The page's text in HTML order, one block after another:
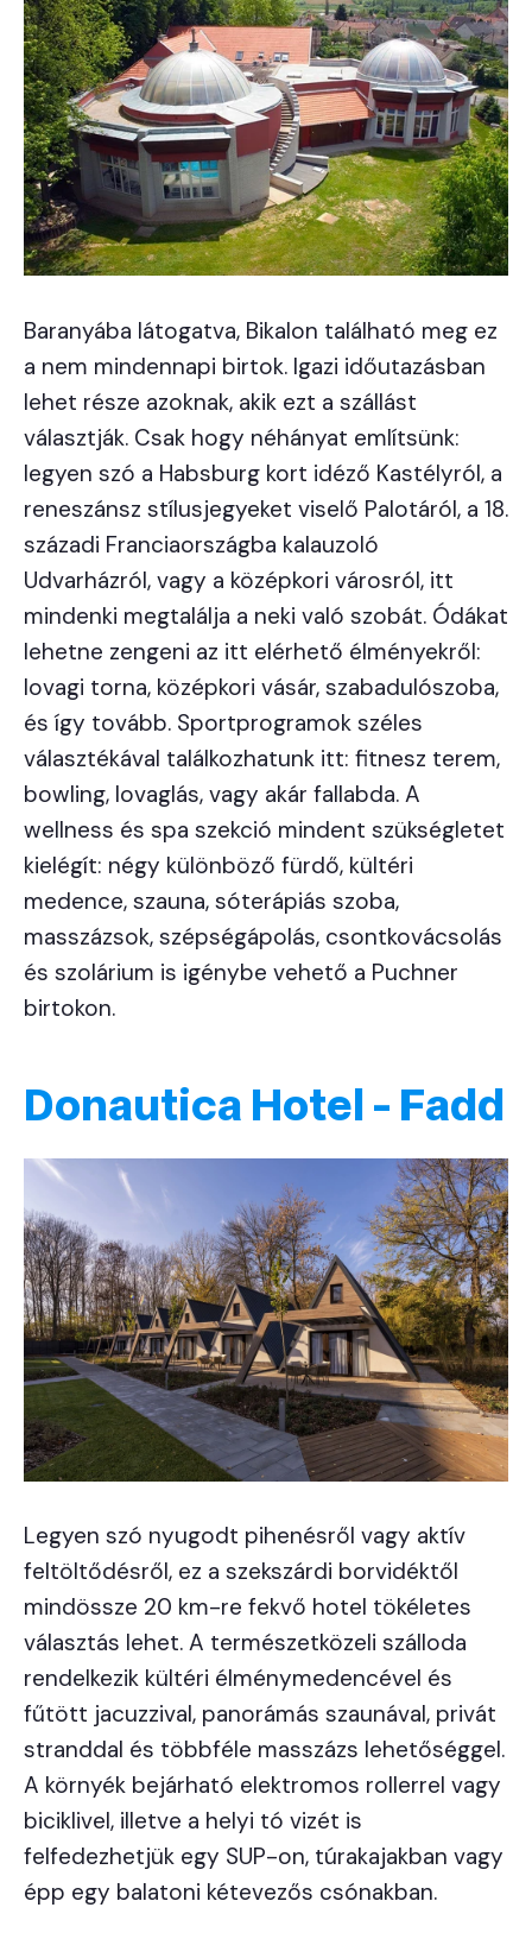
Baranyába látogatva, Bikalon található meg ez
a nem mindennapi birtok. Igazi időutazásban
lehet része azoknak, akik ezt a szállást
választják. Csak hogy néhányat említsünk:
legyen szó a Habsburg kort idéző Kastélyról, a
reneszánsz stílusjegyeket viselő Palotáról, a 18.
századi Franciaországba kalauzoló
Udvarházról, vagy a középkori városról, itt
mindenki megtalálja a neki való szobát. Ódákat
lehetne zengeni az itt elérhető élményekről:
lovagi torna, középkori vásár, szabadulószoba,
és így tovább. Sportprogramok széles
választékával találkozhatunk itt: fitnesz terem,
bowling, lovaglás, vagy akár fallabda. A
wellness és spa szekció mindent szükségletet
kielégít: négy különböző fürdő, kültéri
medence, szauna, sóterápiás szoba,
masszázsok, szépségápolás, csontkovácsolás
és szolárium is igénybe vehető a Puchner
birtokon.
Donautica Hotel - Fadd
Legyen szó nyugodt pihenésről vagy aktív
feltöltődésről, ez a szekszárdi borvidéktől
mindössze 20 km-re fekvő hotel tökéletes
választás lehet. A természetközeli szálloda
rendelkezik kültéri élménymedencével és
fűtött jacuzzival, panorámás szaunával, privát
stranddal és többféle masszázs lehetőséggel.
A környék bejárható elektromos rollerrel vagy
biciklivel, illetve a helyi tó vizét is
felfedezhetjük egy SUP-on, túrakajakban vagy
épp egy balatoni kétevezős csónakban.